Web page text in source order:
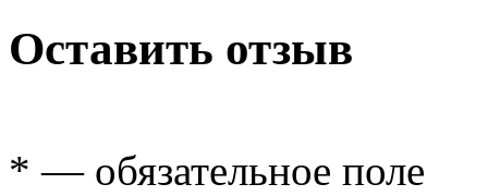
Оставить отзыв
* — обязательное поле